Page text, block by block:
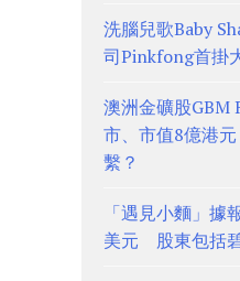
洗腦兒歌Baby
司Pinkfong首掛
澳洲金礦股GBM
市、市值8億港
繫？
「遇見小麵」據
美元 股東包括